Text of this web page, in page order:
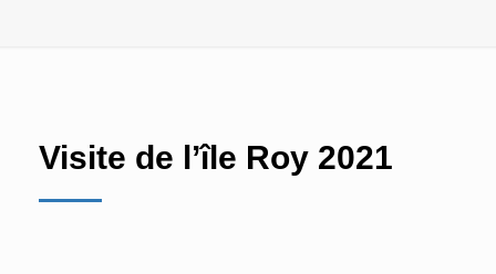
Visite de l’île Roy 2021